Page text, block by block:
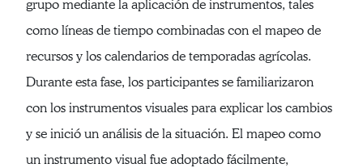
grupo mediante la aplicación de instrumentos, tales
como líneas de tiempo combinadas con el mapeo de
recursos y los calendarios de temporadas agrícolas.
Durante esta fase, los participantes se familiarizaron
con los instrumentos visuales para explicar los cambios
y se inició un análisis de la situación. El mapeo como
un instrumento visual fue adoptado fácilmente,